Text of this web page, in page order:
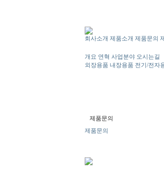
회사소개 제품소개 제품문의
개요 연혁 사업분야 오시는길
외장용품 내장용품 전기/전자
제품문의
제품문의